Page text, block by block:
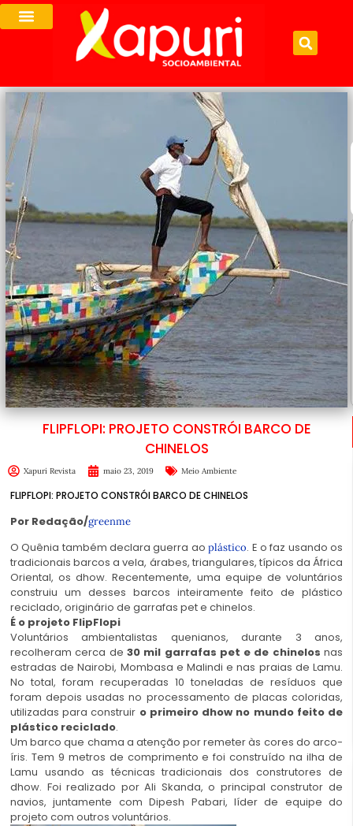
FLIPFLOPI: PROJETO CONSTRÓI BARCO DE
CHINELOS
Xapuri Revista maio 23, 2019 Meio Ambiente
FLIPFLOPI: PROJETO CONSTRÓI BARCO DE CHINELOS
Por Redação/greenme
O Quênia também declara guerra aoplástico. E o faz usando os
tradicionais barcos a vela, árabes, triangulares, típicos da África
Oriental, os dhow. Recentemente, uma equipe de voluntários
construiu um desses barcos inteiramente feito de plástico
reciclado, originário de garrafas pet e chinelos.
É o projeto FlipFlopi
Voluntários ambientalistas quenianos, durante 3 anos,
recolheram cerca de 30 mil garrafas pet e de chinelos nas
estradas de Nairobi, Mombasa e Malindi e nas praias de Lamu.
No total, foram recuperadas 10 toneladas de resíduos que
foram depois usadas no processamento de placas coloridas,
utilizadas para construir o primeiro dhow no mundo feito de
plástico reciclado.
Um barco que chama a atenção por remeter às cores do arco-
íris. Tem 9 metros de comprimento e foi construído na ilha de
Lamu usando as técnicas tradicionais dos construtores de
dhow. Foi realizado por Ali Skanda, o principal construtor de
navios, juntamente com Dipesh Pabari, líder de equipe do
projeto com outros voluntários.